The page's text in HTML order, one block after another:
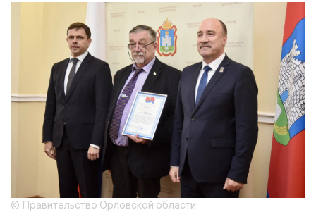
© Правительство Орловской области